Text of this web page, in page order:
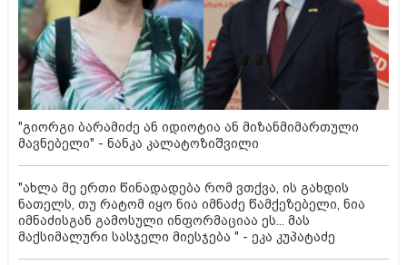
"გიორგი ბარამიძე ან იდიოტია ან მიზანმიმართული
მავნებელი" - ნანკა კალატოზიშვილი
"ახლა მე ერთი წინადადება რომ ვთქვა, ის გახდის
ნათელს, თუ რატომ იყო ნია იმნაძე წამქეზებელი, ნია
იმნაძისგან გამოსული ინფორმაციაა ეს... მას
მაქსიმალური სასჯელი მიესჯება " - ეკა კუპატაძე